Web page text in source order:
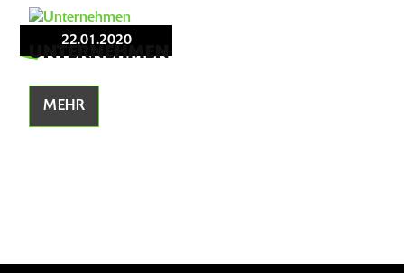
22.01.2020
UNTERNEHMEN
MEHR